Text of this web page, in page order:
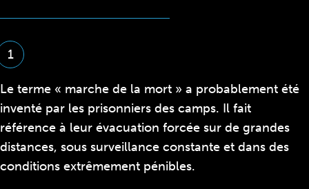
1
Le terme « marche de la mort » a probablement été
inventé par les prisonniers des camps. Il fait
référence à leur évacuation forcée sur de grandes
distances, sous surveillance constante et dans des
conditions extrêmement pénibles.